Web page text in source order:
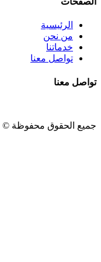
الرئيسية
من نحن
خدماتنا
تواصل معنا
تواصل معنا
جميع الحقوق محفوظة ©